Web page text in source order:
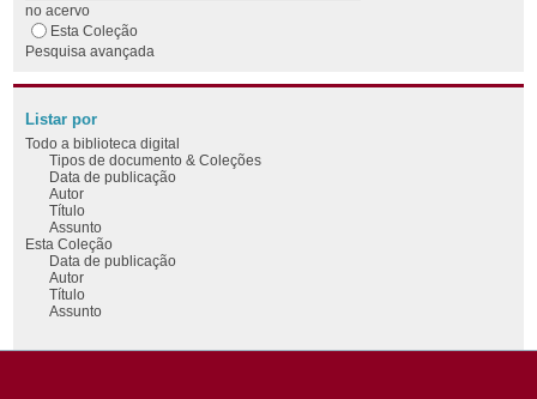
no acervo
Esta Coleção
Pesquisa avançada
Listar por
Todo a biblioteca digital
Tipos de documento & Coleções
Data de publicação
Autor
Título
Assunto
Esta Coleção
Data de publicação
Autor
Título
Assunto